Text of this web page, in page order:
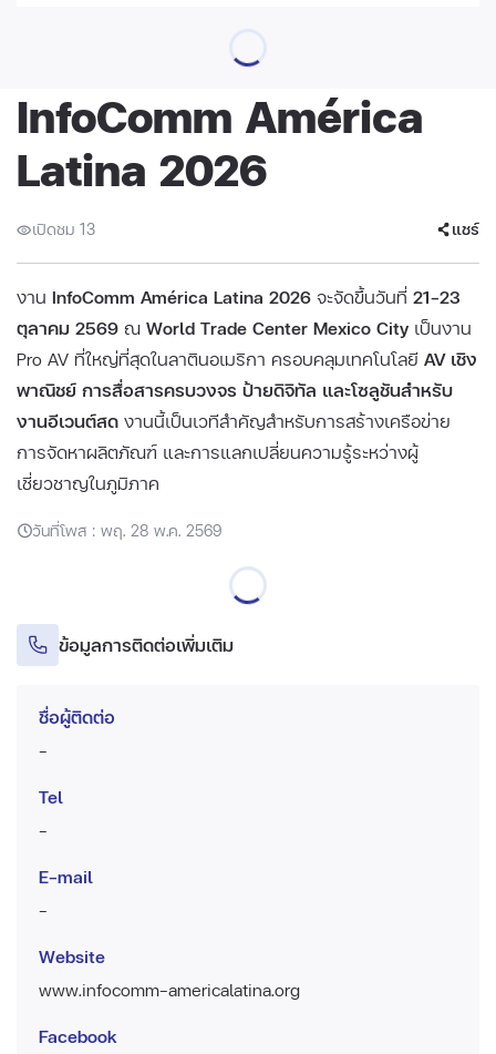
InfoComm América
Latina 2026
เปิดชม 13 แชร์
งาน InfoComm América Latina 2026 จะจัดขึ้นวันที่ 21–23
ตุลาคม 2569 ณ World Trade Center Mexico City เป็นงาน
Pro AV ที่ใหญ่ที่สุดในลาตินอเมริกา ครอบคลุมเทคโนโลยี AV เชิง
พาณิชย์ การสื่อสารครบวงจร ป้ายดิจิทัล และโซลูชันสำหรับ
งานอีเวนต์สด งานนี้เป็นเวทีสำคัญสำหรับการสร้างเครือข่าย
การจัดหาผลิตภัณฑ์ และการแลกเปลี่ยนความรู้ระหว่างผู้
เชี่ยวชาญในภูมิภาค
วันที่โพส : พฤ. 28 พ.ค. 2569
ข้อมูลการติดต่อเพิ่มเติม
ชื่อผู้ติดต่อ
-
Tel
-
E-mail
-
Website
www.infocomm-americalatina.org
Facebook